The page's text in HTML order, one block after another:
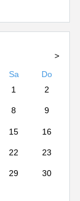
>
Sa
Do
1
2
8 9
15 16
22 23
29 30